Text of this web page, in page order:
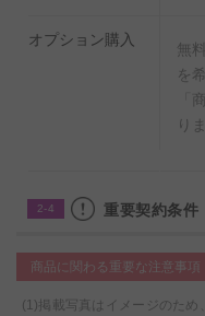
オプション購入
無
を
「
り
2-4 重要契約条件
商品に関わる重要な注意事項
(1)掲載写真はイメージのた